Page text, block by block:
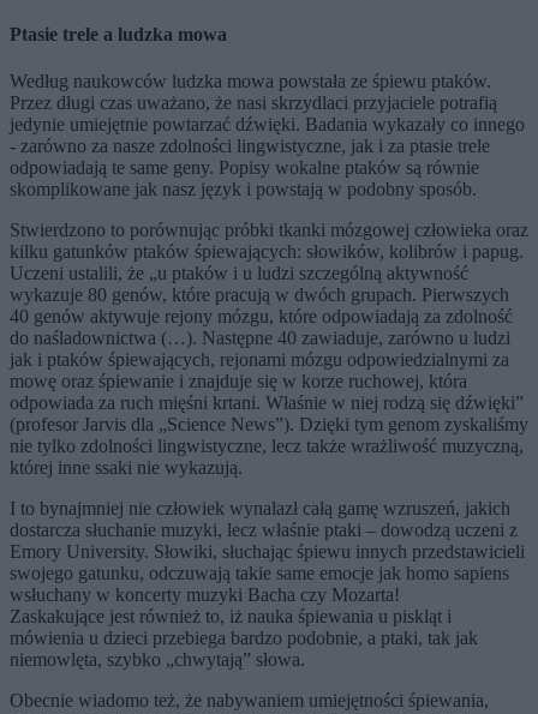
Ptasie trele a ludzka mowa
Według naukowców ludzka mowa powstała ze śpiewu ptaków.
Przez długi czas uważano, że nasi skrzydlaci przyjaciele potrafią
jedynie umiejętnie powtarzać dźwięki. Badania wykazały co innego
- zarówno za nasze zdolności lingwistyczne, jak i za ptasie trele
odpowiadają te same geny. Popisy wokalne ptaków są równie
skomplikowane jak nasz język i powstają w podobny sposób.
Stwierdzono to porównując próbki tkanki mózgowej człowieka oraz
kilku gatunków ptaków śpiewających: słowików, kolibrów i papug.
Uczeni ustalili, że „u ptaków i u ludzi szczególną aktywność
wykazuje 80 genów, które pracują w dwóch grupach. Pierwszych
40 genów aktywuje rejony mózgu, które odpowiadają za zdolność
do naśladownictwa (…). Następne 40 zawiaduje, zarówno u ludzi
jak i ptaków śpiewających, rejonami mózgu odpowiedzialnymi za
mowę oraz śpiewanie i znajduje się w korze ruchowej, która
odpowiada za ruch mięśni krtani. Właśnie w niej rodzą się dźwięki”
(profesor Jarvis dla „Science News”). Dzięki tym genom zyskaliśmy
nie tylko zdolności lingwistyczne, lecz także wrażliwość muzyczną,
której inne ssaki nie wykazują.
I to bynajmniej nie człowiek wynalazł całą gamę wzruszeń, jakich
dostarcza słuchanie muzyki, lecz właśnie ptaki – dowodzą uczeni z
Emory University. Słowiki, słuchając śpiewu innych przedstawicieli
swojego gatunku, odczuwają takie same emocje jak homo sapiens
wsłuchany w koncerty muzyki Bacha czy Mozarta!
Zaskakujące jest również to, iż nauka śpiewania u piskląt i
mówienia u dzieci przebiega bardzo podobnie, a ptaki, tak jak
niemowlęta, szybko „chwytają” słowa.
Obecnie wiadomo też, że nabywaniem umiejętności śpiewania,